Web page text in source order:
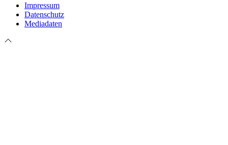
Impressum
Datenschutz
Mediadaten